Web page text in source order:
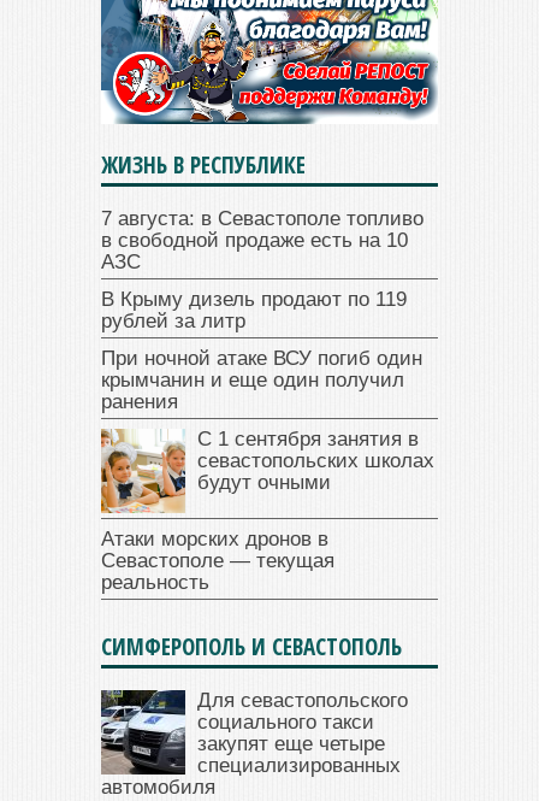
ЖИЗНЬ В РЕСПУБЛИКЕ
7 августа: в Севастополе топливо
в свободной продаже есть на 10
АЗС
В Крыму дизель продают по 119
рублей за литр
При ночной атаке ВСУ погиб один
крымчанин и еще один получил
ранения
С 1 сентября занятия в
севастопольских школах
будут очными
Атаки морских дронов в
Севастополе — текущая
реальность
СИМФЕРОПОЛЬ И СЕВАСТОПОЛЬ
Для севастопольского
социального такси
закупят еще четыре
специализированных
автомобиля